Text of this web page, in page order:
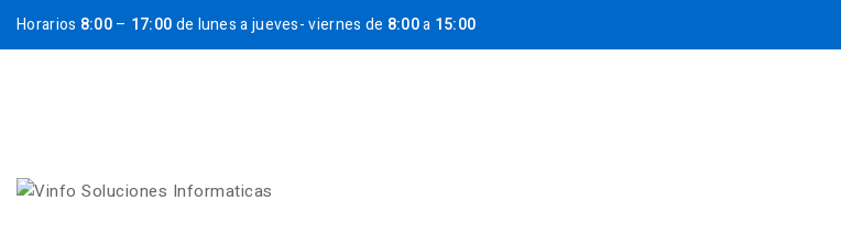
Horarios 8:00– 17:00de lunes a jueves- viernes de 8:00a 15:00